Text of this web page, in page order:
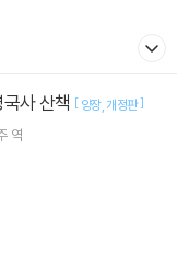
사 산책 [ 양장 개정판]
역